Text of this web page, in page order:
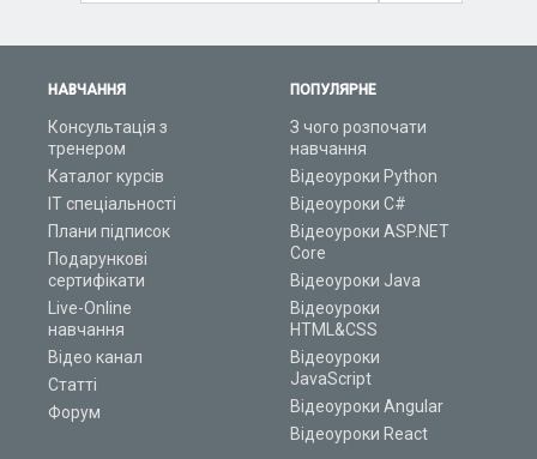
НАВЧАННЯ
Консультація з
тренером
Каталог курсів
ІТ спеціальності
Плани підписок
Подарункові
сертифікати
Live-Online
навчання
Відео канал
Статті
Форум
ПОПУЛЯРНЕ
З чого розпочати
навчання
Відеоуроки Python
Відеоуроки C#
Відеоуроки ASP.NET
Core
Відеоуроки Java
Відеоуроки
HTML&CSS
Відеоуроки
JavaScript
Відеоуроки Angular
Відеоуроки React